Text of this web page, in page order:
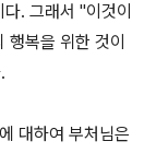
다. 그래서 "이것이
행복을 위한 것이
.
대하여 부처님은